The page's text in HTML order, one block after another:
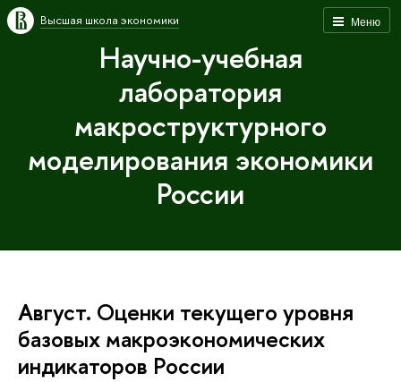
Меню
Высшая школа экономики
Научно-учебная
лаборатория
макроструктурного
моделирования экономики
России
Август. Оценки текущего уровня
базовых макроэкономических
индикаторов России